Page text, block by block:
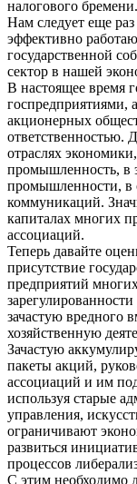
налогового бремени.
Нам следует еще раз
эффективно
государственной
сектор в нашей
В настоящее время
госпредприятиями,
акционерных
ответственностью.
отраслях
промышленность, в
промышленности, в
коммуникаций.
капиталах многих
ассоциаций.
Теперь давайте
присутствие
предприятий
зачастую вредного
хозяйственную
Зачастую
пакеты акций,
ассоциаций и им
используя старые
управления,
ограничивают
развиться
процессов
С этим необходимо